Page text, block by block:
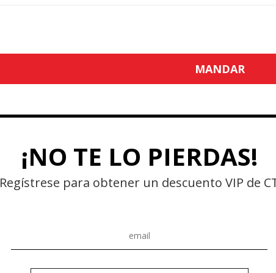
MANDAR
¡NO TE LO PIERDAS!
Regístrese para obtener un descuento VIP de